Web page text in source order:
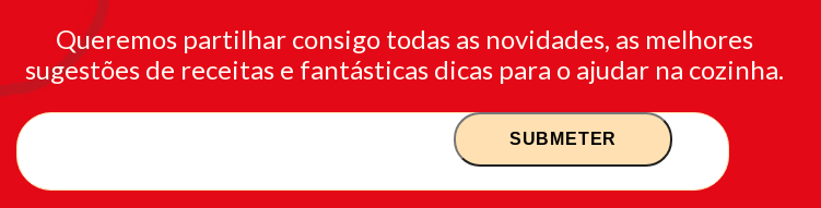
Queremos partilhar consigo todas as novidades, as melhores
sugestões de receitas e fantásticas dicas para o ajudar na cozinha.